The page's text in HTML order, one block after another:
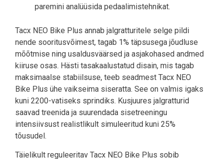
paremini analüüsida pedaalimistehnikat.
Tacx NEO Bike Plus annab jalgratturitele selge pildi
nende sooritusvõimest, tagab 1% täpsusega jõudluse
mõõtmise ning usaldusväärsed ja asjakohased andmed
kiiruse osas. Hästi tasakaalustatud disain, mis tagab
maksimaalse stabiilsuse, teeb seadmest Tacx NEO
Bike Plus ühe vaikseima siseratta. See on valmis igaks
kuni 2200-vatiseks sprindiks. Kusjuures jalgratturid
saavad treenida ja suurendada sisetreeningu
intensiivsust realistlikult simuleeritud kuni 25%
tõusudel.
Täielikult reguleeritav Tacx NEO Bike Plus sobib